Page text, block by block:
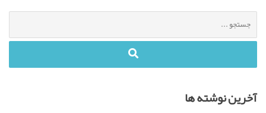
جستجو
برای
:
آخرین نوشته ها